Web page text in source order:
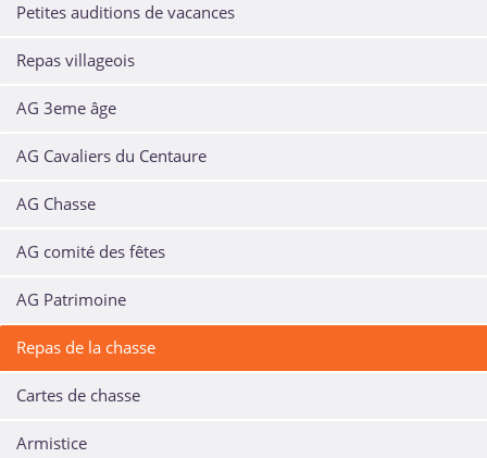
Petites auditions de vacances
Repas villageois
AG 3eme âge
AG Cavaliers du Centaure
AG Chasse
AG comité des fêtes
AG Patrimoine
Repas de la chasse
Cartes de chasse
Armistice